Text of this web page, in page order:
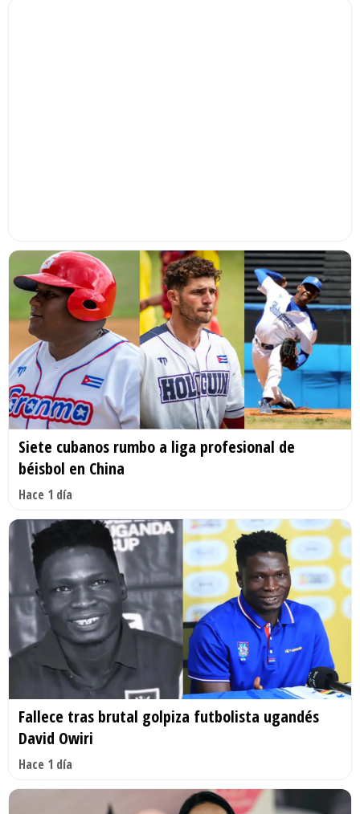
Siete cubanos rumbo a liga profesional de
béisbol en China
Hace 1 día
Fallece tras brutal golpiza futbolista ugandés
David Owiri
Hace 1 día